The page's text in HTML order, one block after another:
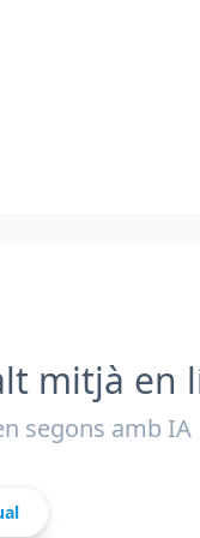
mitjà en
segons amb IA